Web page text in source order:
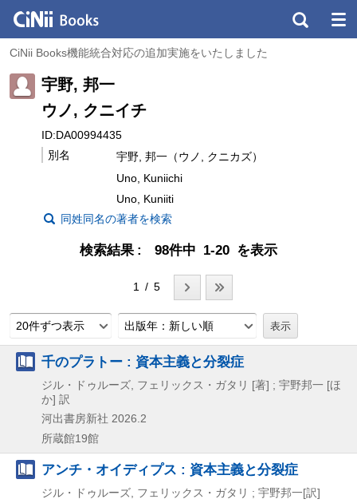
CiNii Books機能統合対応の追加実施をいたしました
宇野, 邦一
ウノ, クニイチ
ID:DA00994435
別名
宇野, 邦一（ウノ, クニカズ）
Uno, Kuniichi
Uno, Kuniiti
同姓同名の著者を検索
検索結果 98件中 1-20 を表示
1 / 5
20件ずつ表示 出版年：新しい順
千のプラトー : 資本主義と分裂症
ジル・ドゥルーズ, フェリックス・ガタリ [著] ; 宇野邦一 [ほ
か] 訳
河出書房新社 2026.2
所蔵館19館
アンチ・オイディプス : 資本主義と分裂症
ジル・ドゥルーズ, フェリックス・ガタリ ; 宇野邦一[訳]